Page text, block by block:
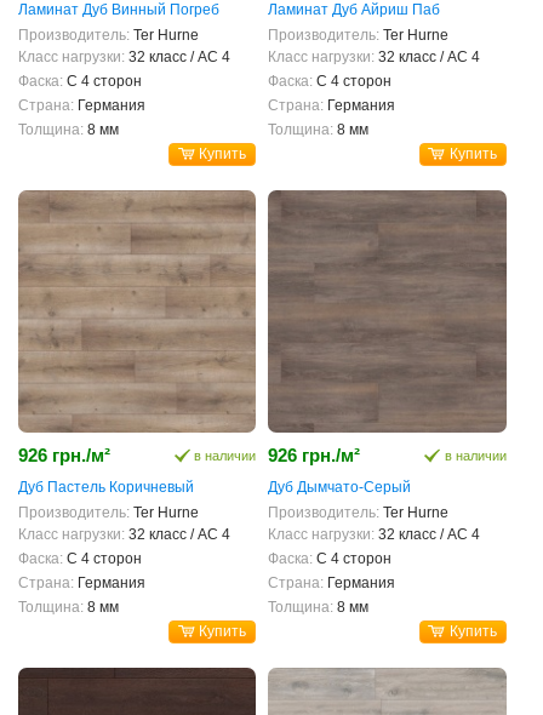
Ламинат Дуб Винный Погреб
Производитель: Ter Hurne
Класс нагрузки: 32 класс / AC 4
Фаска: С 4 сторон
Страна: Германия
Толщина: 8 мм
Купить
Ламинат Дуб Айриш Паб
Производитель: Ter Hurne
Класс нагрузки: 32 класс / AC 4
Фаска: С 4 сторон
Страна: Германия
Толщина: 8 мм
Купить
926 грн./м² в наличии
Дуб Пастель Коричневый
Производитель: Ter Hurne
Класс нагрузки: 32 класс / AC 4
Фаска: С 4 сторон
Страна: Германия
Толщина: 8 мм
Купить
926 грн./м² в наличии
Дуб Дымчато-Серый
Производитель: Ter Hurne
Класс нагрузки: 32 класс / AC 4
Фаска: С 4 сторон
Страна: Германия
Толщина: 8 мм
Купить